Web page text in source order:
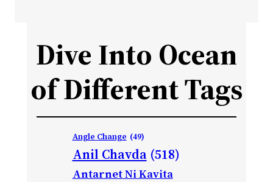
Dive Into Ocean
of Different Tags
Angle Change (49)
Anil Chavda (518)
Antarnet Ni Kavita